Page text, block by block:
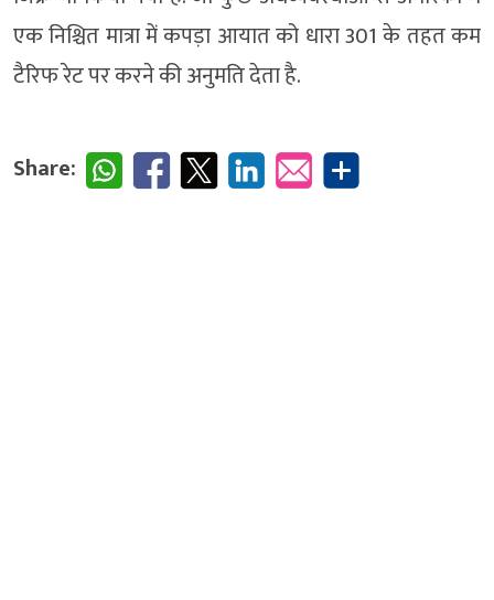
एक निश्चित मात्रा में कपड़ा आयात को धारा 301 के तहत कम
टैरिफ रेट पर करने की अनुमति देता है.
Share: